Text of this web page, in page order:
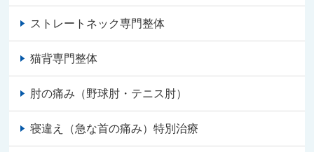
ストレートネック専門整体
猫背専門整体
肘の痛み（野球肘・テニス肘）
寝違え（急な首の痛み）特別治療